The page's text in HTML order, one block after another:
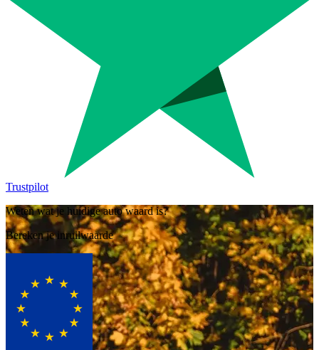
Trustpilot
Weten wat je huidige auto waard is?
Bereken je inruilwaarde